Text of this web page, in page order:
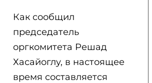
Как сообщил
председатель
оргкомитета Решад
Хасайоглу, в настоящее
время составляется